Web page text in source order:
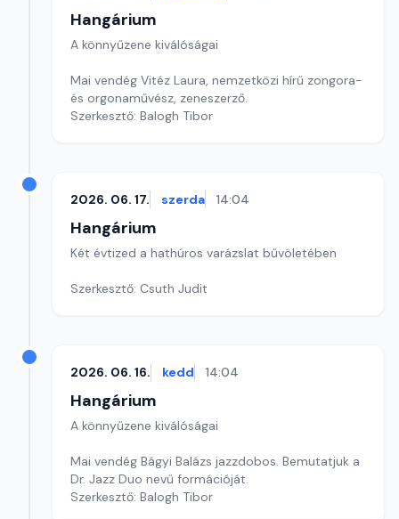
Hangárium
A könnyűzene kiválóságai
Mai vendég Vitéz Laura, nemzetközi hírű zongora-
és orgonaművész, zeneszerző.
Szerkesztő: Balogh Tibor
2026. 06. 17. szerda 14:04
Hangárium
Két évtized a hathúros varázslat bűvöletében
Szerkesztő: Csuth Judit
2026. 06. 16. kedd 14:04
Hangárium
A könnyűzene kiválóságai
Mai vendég Bágyi Balázs jazzdobos. Bemutatjuk a
Dr. Jazz Duo nevű formációját.
Szerkesztő: Balogh Tibor